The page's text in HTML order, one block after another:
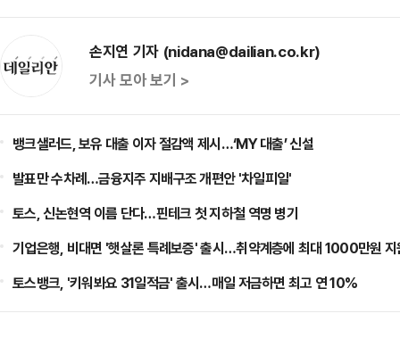
손지연 기자 (nidana@dailian.co.kr)
기사 모아 보기 >
뱅크샐러드, 보유 대출 이자 절감액 제시…‘MY 대출’ 신설
발표만 수차례…금융지주 지배구조 개편안 '차일피일'
토스, 신논현역 이름 단다…핀테크 첫 지하철 역명 병기
기업은행, 비대면 '햇살론 특례보증' 출시…취약계층에 최대 1000만원 지
토스뱅크, '키워봐요 31일적금' 출시…매일 저금하면 최고 연 10%